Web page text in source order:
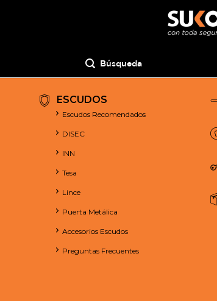
Búsqueda
ESCUDOS
Escudos Recomendados
DISEC
INN
Tesa
Lince
Puerta Metálica
Accesorios Escudos
Preguntas Frecuentes